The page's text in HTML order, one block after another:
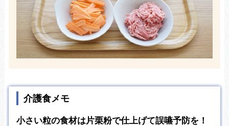
介護食メモ
小さい粒の食材は片栗粉で仕上げて誤嚥予防を！